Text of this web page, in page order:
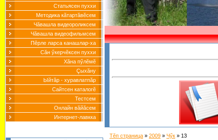
Статьясен пуххи
Методика кăтартăвĕсем
Чăвашла видеороликсем
Чăвашла видеофильмсем
Пĕрле ларса канашлар-ха
Сăн ӳкерчĕксен пуххи
Хăна пӳлĕмĕ
Çыхăну
Ыйтăр - хуравлатпăр
Сайтсен каталогĕ
Тестсем
Онлайн вăйăсем
Интернет-лавкка
Тĕп страница » 2009 » Чӳк » 13